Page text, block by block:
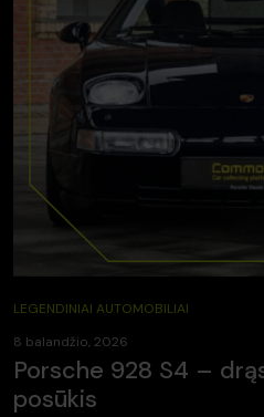
LEGENDINIAI AUTOMOBILIAI
8 balandžio, 2026
Porsche 928 S4 –
posūkis